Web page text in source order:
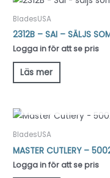
BladesUSA
2312B – SAI – SÄLJS
Logga in för att se pris
Läs mer
BladesUSA
MASTER CUTLERY –
Logga in för att se pris